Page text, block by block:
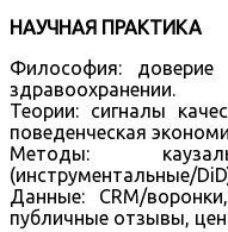
НАУЧНАЯ ПРАКТИКА
Философия:
здравоохранении.
Теории: сигналы
поведенческая
Методы:
(инструментальные/
Данные: CRM/
публичные отзывы,